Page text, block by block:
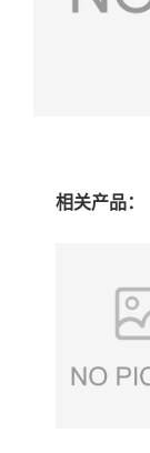
相关产品：